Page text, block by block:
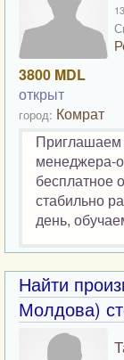
3800 MDL
открыт
город: Комрат
Приглашаем
менеджера-
бесплатное
стабильно
день,
Найти
Молдова)